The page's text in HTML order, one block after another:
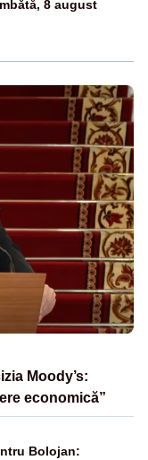
8 august
Moody’s:
economică”
Bolojan: